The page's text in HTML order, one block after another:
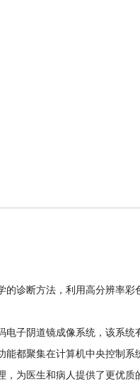
的诊断方法，利用高分辨率
电子阴道镜成像系统，该系
能都聚集在计算机中央控制
为医生和病人提供了更优质